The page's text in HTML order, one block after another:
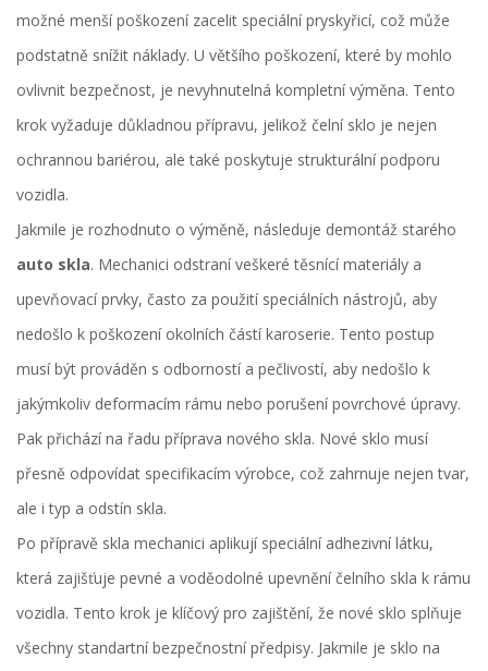
možné menší poškození zacelit speciální pryskyřicí, což může
podstatně snížit náklady. U většího poškození, které by mohlo
ovlivnit bezpečnost, je nevyhnutelná kompletní výměna. Tento
krok vyžaduje důkladnou přípravu, jelikož čelní sklo je nejen
ochrannou bariérou, ale také poskytuje strukturální podporu
vozidla.
Jakmile je rozhodnuto o výměně, následuje demontáž starého
auto skla. Mechanici odstraní veškeré těsnící materiály a
upevňovací prvky, často za použití speciálních nástrojů, aby
nedošlo k poškození okolních částí karoserie. Tento postup
musí být prováděn s odborností a pečlivostí, aby nedošlo k
jakýmkoliv deformacím rámu nebo porušení povrchové úpravy.
Pak přichází na řadu příprava nového skla. Nové sklo musí
přesně odpovídat specifikacím výrobce, což zahrnuje nejen tvar,
ale i typ a odstín skla.
Po přípravě skla mechanici aplikují speciální adhezivní látku,
která zajišťuje pevné a voděodolné upevnění čelního skla k rámu
vozidla. Tento krok je klíčový pro zajištění, že nové sklo splňuje
všechny standartní bezpečnostní předpisy. Jakmile je sklo na